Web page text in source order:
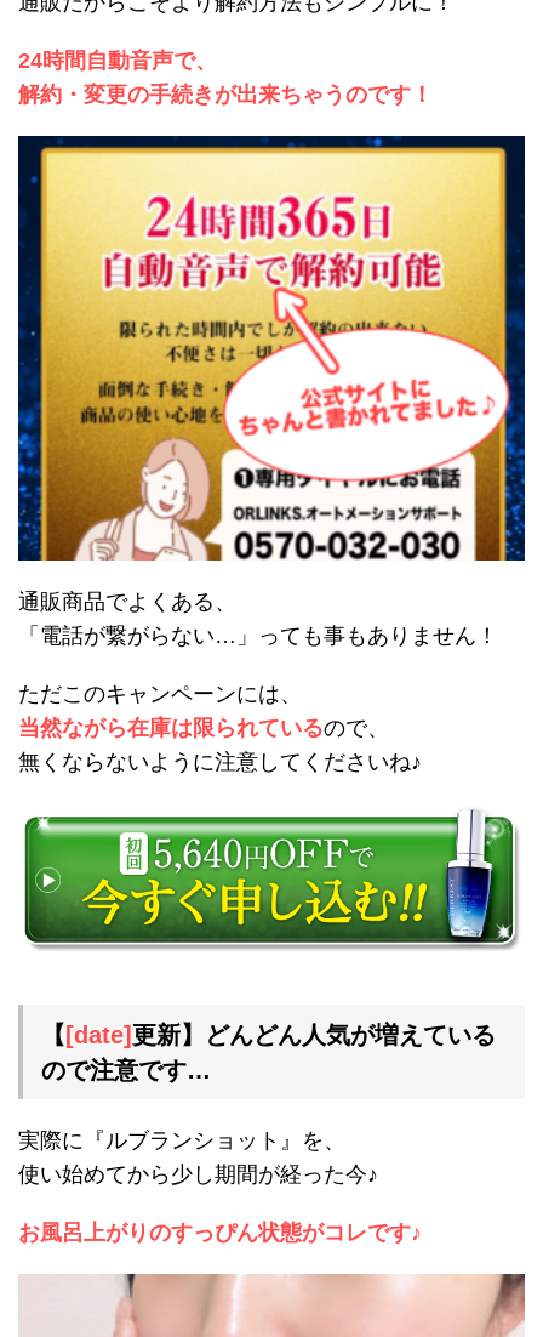
24時間自動音声で、
解約・変更の手続きが出来ちゃうのです！
通販商品でよくある、
「電話が繋がらない…」っても事もありません！
ただこのキャンペーンには、
当然ながら在庫は限られているので、
無くならないように注意してくださいね♪
【 [date] 更新】
どんどん人気が増えている
ので注意です…
実際に『ルブランショット』を、
使い始めてから少し期間が経った今♪
お風呂上がりのすっぴん状態がコレです♪